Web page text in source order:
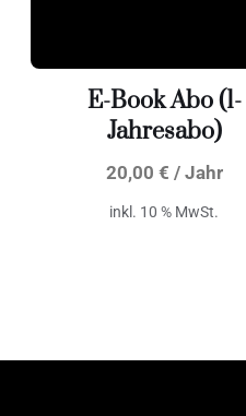
E-Book Abo (1-
Jahresabo)
20,00 € / Jahr
inkl. 10 % MwSt.